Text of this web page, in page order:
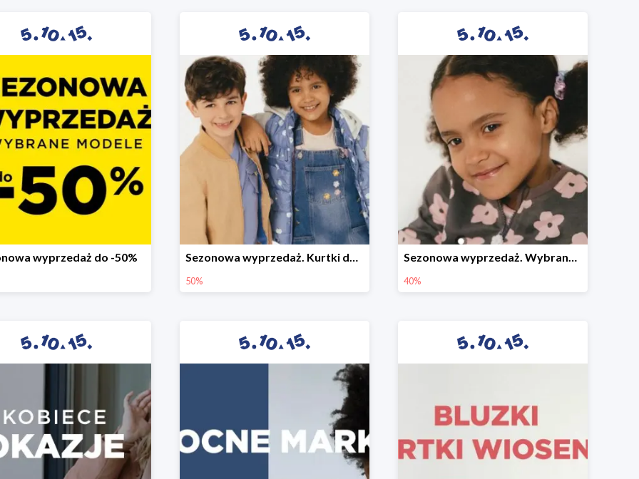
wyprzedaż do -50% Sezonowa wyprzedaż. Kurtki do -50%
50%
Sezonowa wyprzedaż. Wybrane modele do -40%
40%